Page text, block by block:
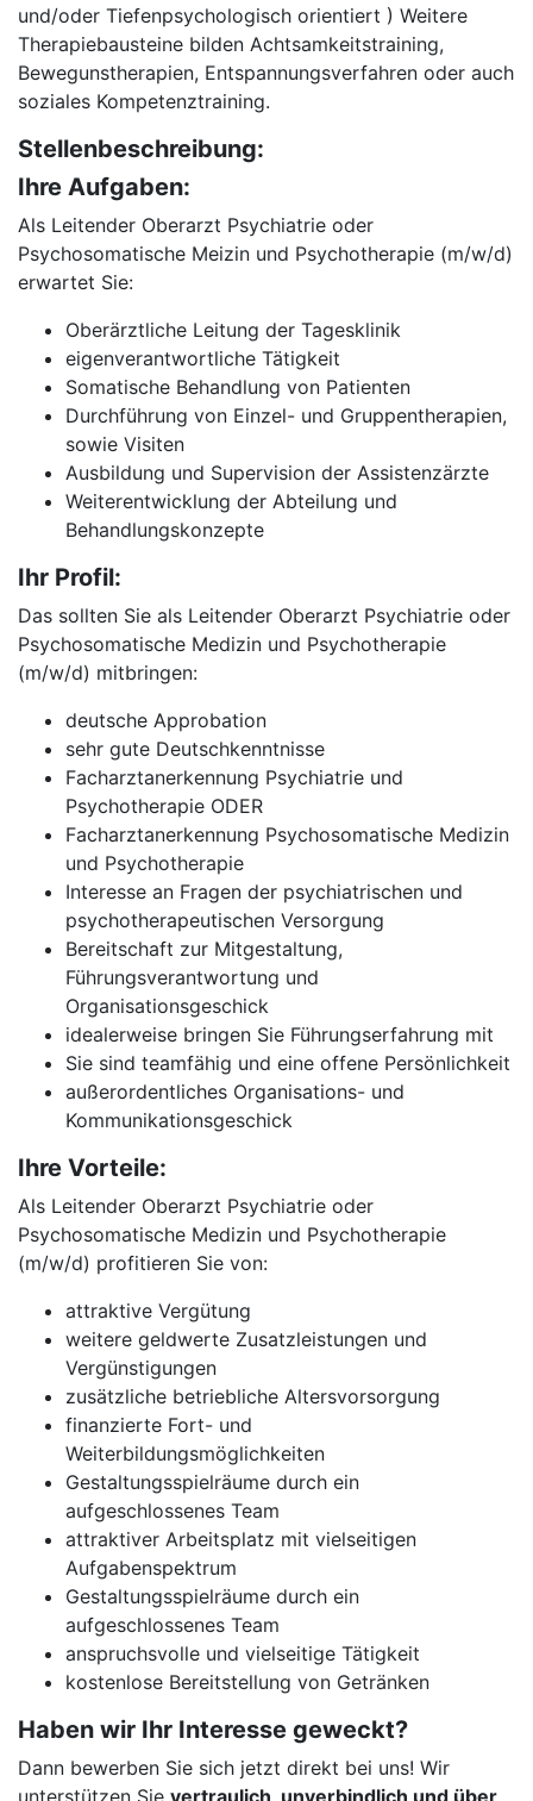
und/oder Tiefenpsychologisch orientiert ) Weitere
Therapiebausteine bilden Achtsamkeitstraining,
Bewegunstherapien, Entspannungsverfahren oder auch
soziales Kompetenztraining.
Stellenbeschreibung:
Ihre Aufgaben:
Als Leitender Oberarzt Psychiatrie oder
Psychosomatische Meizin und Psychotherapie (m/w/d)
erwartet Sie:
Oberärztliche Leitung der Tagesklinik
eigenverantwortliche Tätigkeit
Somatische Behandlung von Patienten
Durchführung von Einzel- und Gruppentherapien,
sowie Visiten
Ausbildung und Supervision der Assistenzärzte
Weiterentwicklung der Abteilung und
Behandlungskonzepte
Ihr Profil:
Das sollten Sie als Leitender Oberarzt Psychiatrie oder
Psychosomatische Medizin und Psychotherapie
(m/w/d) mitbringen:
deutsche Approbation
sehr gute Deutschkenntnisse
Facharztanerkennung Psychiatrie und
Psychotherapie ODER
Facharztanerkennung Psychosomatische Medizin
und Psychotherapie
Interesse an Fragen der psychiatrischen und
psychotherapeutischen Versorgung
Bereitschaft zur Mitgestaltung,
Führungsverantwortung und
Organisationsgeschick
idealerweise bringen Sie Führungserfahrung mit
Sie sind teamfähig und eine offene Persönlichkeit
außerordentliches Organisations- und
Kommunikationsgeschick
Ihre Vorteile:
Als Leitender Oberarzt Psychiatrie oder
Psychosomatische Medizin und Psychotherapie
(m/w/d) profitieren Sie von:
attraktive Vergütung
weitere geldwerte Zusatzleistungen und
Vergünstigungen
zusätzliche betriebliche Altersvorsorgung
finanzierte Fort- und
Weiterbildungsmöglichkeiten
Gestaltungsspielräume durch ein
aufgeschlossenes Team
attraktiver Arbeitsplatz mit vielseitigen
Aufgabenspektrum
Gestaltungsspielräume durch ein
aufgeschlossenes Team
anspruchsvolle und vielseitige Tätigkeit
kostenlose Bereitstellung von Getränken
Haben wir Ihr Interesse geweckt?
Dann bewerben Sie sich jetzt direkt bei uns! Wir
unterstützen Sie vertraulich, unverbindlich und über